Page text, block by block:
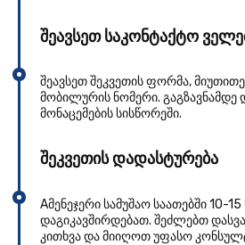
შეავსეთ საკონტაქტო
შეავსეთ შეკვეთის ფორმა,
მობილურის ნომერი. გაგზავნამდე
მონაცემების სისწორეში.
შეკვეთის დადასტურება
Aმენეჯერი სამუშაო საათებში 10-
დაგიკავშირდებათ. შეძლებთ
კითხვა და მიიღოთ უფასო